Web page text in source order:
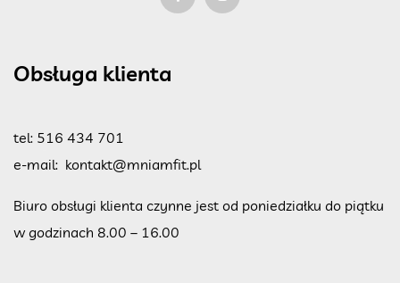
Obsługa klienta
tel: 516 434 701
e-mail: kontakt@mniamfit.pl
Biuro obsługi klienta czynne jest od poniedziałku do piątku
w godzinach 8.00 – 16.00